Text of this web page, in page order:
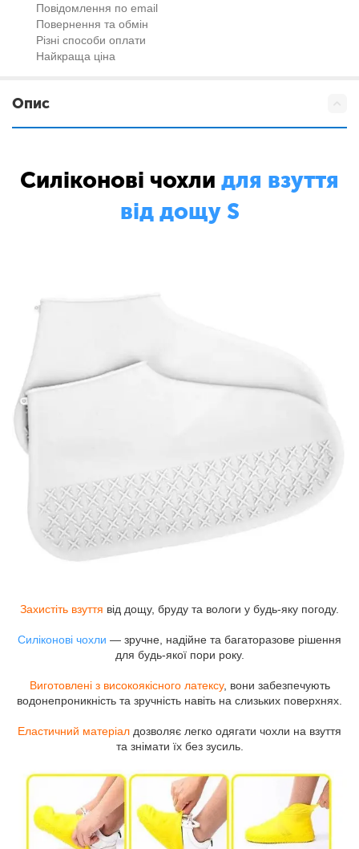
Повідомлення по email
Повернення та обмін
Різні способи оплати
Найкраща ціна
Опис
Силіконові чохли для взуття
від дощу S
Захистіть взуття від дощу, бруду та вологи у будь-яку погоду.
Силіконові чохли — зручне, надійне та багаторазове рішення
для будь-якої пори року.
Виготовлені з високоякісного латексу, вони забезпечують
водонепроникність та зручність навіть на слизьких поверхнях.
Еластичний матеріал дозволяє легко одягати чохли на взуття
та знімати їх без зусиль.